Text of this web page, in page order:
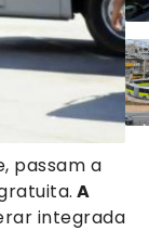
passam a
A
integrada